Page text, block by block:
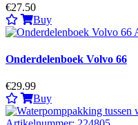
€27.50
Buy
Onderdelenboek Volvo 66
€29.99
Buy